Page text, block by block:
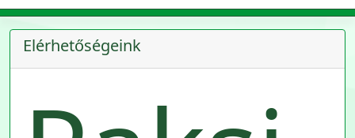
Elérhetőségeink